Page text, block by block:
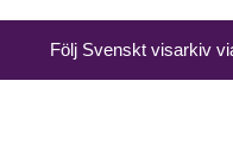
Följ Svenskt visarkiv